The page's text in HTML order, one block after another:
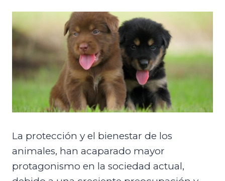
La protección y el bienestar de los
animales, han acaparado mayor
protagonismo en la sociedad actual,